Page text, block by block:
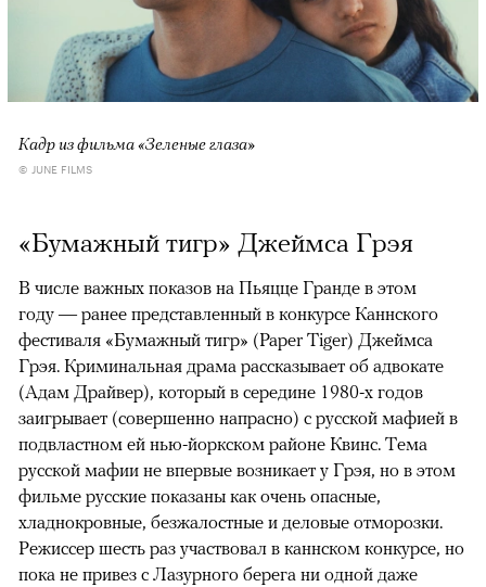
Кадр из фильма «Зеленые глаза»
© JUNE FILMS
«Бумажный тигр» Джеймса Грэя
В числе важных показов на Пьяцце Гранде в этом
году — ранее представленный в конкурсе Каннского
фестиваля «Бумажный тигр» (Paper Tiger) Джеймса
Грэя. Криминальная драма рассказывает об адвокате
(Адам Драйвер), который в середине 1980-х годов
заигрывает (совершенно напрасно) с русской мафией в
подвластном ей нью-йоркском районе Квинс. Тема
русской мафии не впервые возникает у Грэя, но в этом
фильме русские показаны как очень опасные,
хладнокровные, безжалостные и деловые отморозки.
Режиссер шесть раз участвовал в каннском конкурсе, но
пока не привез с Лазурного берега ни одной даже